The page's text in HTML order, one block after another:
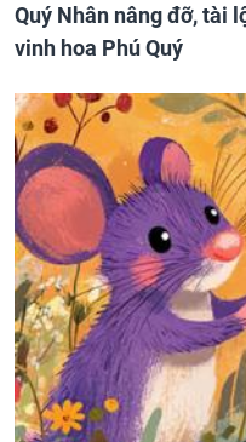
Quý Nhân nâng đỡ, tài
vinh hoa Phú Quý